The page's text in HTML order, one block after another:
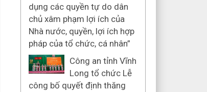
dụng các quyền tự do dân
chủ xâm phạm lợi ích của
Nhà nước, quyền, lợi ích hợp
pháp của tổ chức, cá nhân”
Công an tỉnh Vĩnh
Long tổ chức Lễ
công bố quyết định thăng